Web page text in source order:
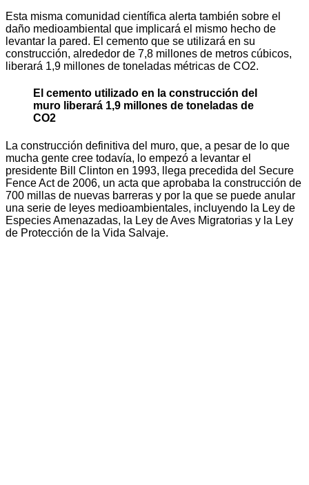
Esta misma comunidad científica alerta también sobre el
daño medioambiental que implicará el mismo hecho de
levantar la pared. El cemento que se utilizará en su
construcción, alrededor de 7,8 millones de metros cúbicos,
liberará 1,9 millones de toneladas métricas de CO2.
El cemento utilizado en la construcción del
muro liberará 1,9 millones de toneladas de
CO2
La construcción definitiva del muro, que, a pesar de lo que
mucha gente cree todavía, lo empezó a levantar el
presidente Bill Clinton en 1993, llega precedida del Secure
Fence Act de 2006, un acta que aprobaba la construcción de
700 millas de nuevas barreras y por la que se puede anular
una serie de leyes medioambientales, incluyendo la Ley de
Especies Amenazadas, la Ley de Aves Migratorias y la Ley
de Protección de la Vida Salvaje.